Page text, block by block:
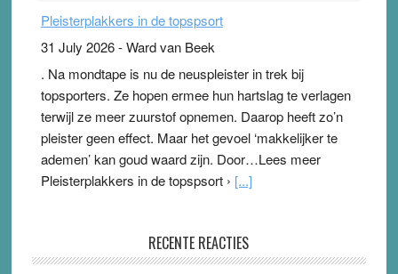
Pleisterplakkers in de topspsort
31 July 2026-Ward van Beek
. Na mondtape is nu de neuspleister in trek bij
topsporters. Ze hopen ermee hun hartslag te verlagen
terwijl ze meer zuurstof opnemen. Daarop heeft zo’n
pleister geen effect. Maar het gevoel ‘makkelijker te
ademen’ kan goud waard zijn. Door…Lees meer
Pleisterplakkers in de topspsort › [...]
Ward van Beek
RECENTE REACTIES